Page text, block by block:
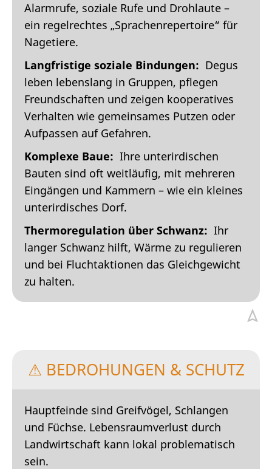
Alarmrufe, soziale Rufe und Drohlaute –
ein regelrechtes „Sprachenrepertoire“ für
Nagetiere.
Langfristige soziale Bindungen: Degus
leben lebenslang in Gruppen, pflegen
Freundschaften und zeigen kooperatives
Verhalten wie gemeinsames Putzen oder
Aufpassen auf Gefahren.
Komplexe Baue: Ihre unterirdischen
Bauten sind oft weitläufig, mit mehreren
Eingängen und Kammern – wie ein kleines
unterirdisches Dorf.
Thermoregulation über Schwanz: Ihr
langer Schwanz hilft, Wärme zu regulieren
und bei Fluchtaktionen das Gleichgewicht
zu halten.
⚠ BEDROHUNGEN & SCHUTZ
Hauptfeinde sind Greifvögel, Schlangen
und Füchse. Lebensraumverlust durch
Landwirtschaft kann lokal problematisch
sein.